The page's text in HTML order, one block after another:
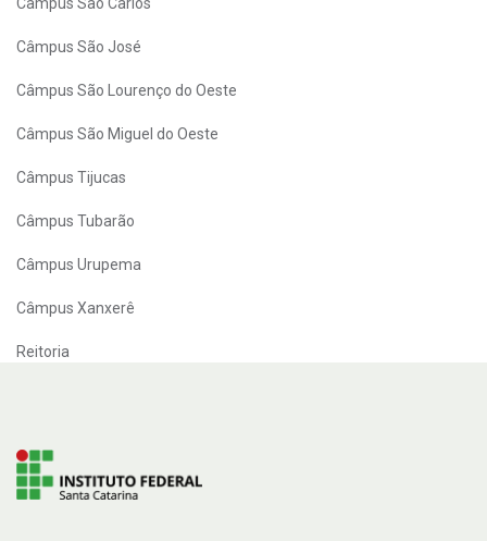
Câmpus São José
Câmpus São Lourenço do Oeste
Câmpus São Miguel do Oeste
Câmpus Tijucas
Câmpus Tubarão
Câmpus Urupema
Câmpus Xanxerê
Reitoria